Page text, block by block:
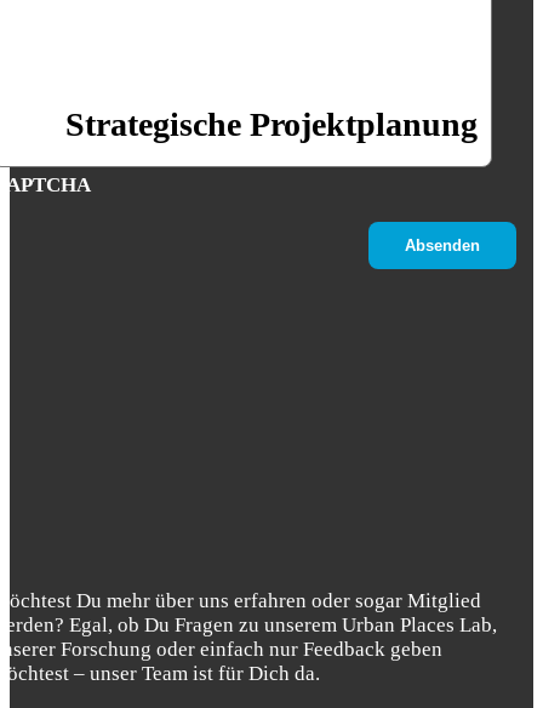
Strategische Projektplanung
Du mehr über uns erfahren oder sogar Mitglied
Egal, ob Du Fragen zu unserem Urban Places Lab,
Forschung oder einfach nur Feedback geben
– unser Team ist für Dich da.